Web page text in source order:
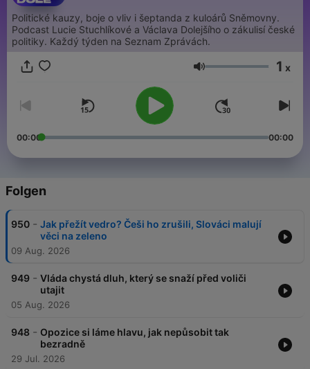
Politické kauzy, boje o vliv i šeptanda z kuloárů Sněmovny.
Podcast Lucie Stuchlíkové a Václava Dolejšího o zákulisí české
politiky. Každý týden na Seznam Zprávách.
Lautstärke 1 x
00:00 00:00
Folgen
950 - Jak přežít vedro? Češi ho zrušili, Slováci malují
věci na zeleno
09 Aug. 2026
949 - Vláda chystá dluh, který se snaží před voliči
utajit
05 Aug. 2026
948 - Opozice si láme hlavu, jak nepůsobit tak
bezradně
29 Jul. 2026